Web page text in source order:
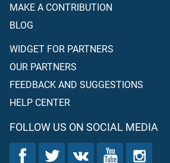
MAKE A CONTRIBUTION
BLOG
WIDGET FOR PARTNERS
OUR PARTNERS
FEEDBACK AND SUGGESTIONS
HELP CENTER
FOLLOW US ON SOCIAL MEDIA